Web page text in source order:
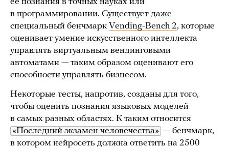
в программировании. Существует даже
специальный бенчмарк Vending-Bench 2, которые
оценивает умение искусственного интеллекта
управлять виртуальным вендинговыми
автоматами — таким образом оценивают его
способности управлять бизнесом.
Некоторые тесты, напротив, созданы для того,
чтобы оценить познания языковых моделей
в самых разных областях. К таким относится
«Последний экзамен человечества» — бенчмарк,
в котором нейросеть должна ответить на 2500